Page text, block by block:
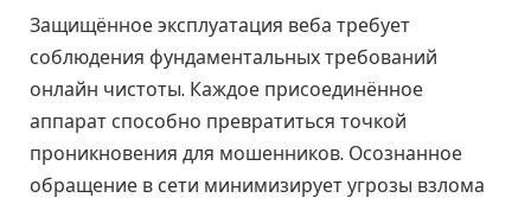
Защищённое эксплуатация веба требует
соблюдения фундаментальных требований
онлайн чистоты. Каждое присоединённое
аппарат способно превратиться точкой
проникновения для мошенников. Осознанное
обращение в сети минимизирует угрозы взлома